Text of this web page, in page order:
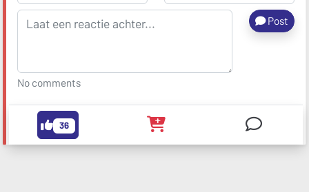
Post
No comments
36